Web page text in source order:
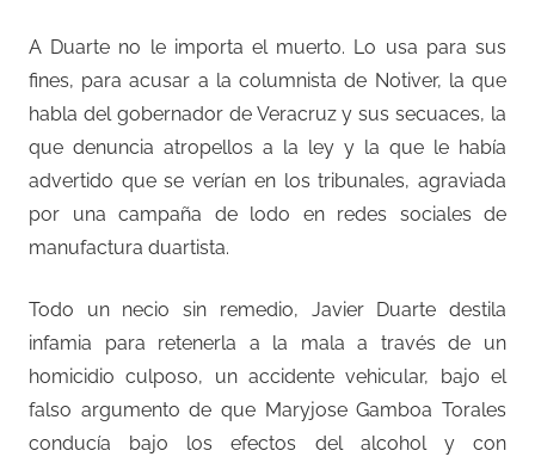
A Duarte no le importa el muerto. Lo usa para sus
fines, para acusar a la columnista de Notiver, la que
habla del gobernador de Veracruz y sus secuaces, la
que denuncia atropellos a la ley y la que le había
advertido que se verían en los tribunales, agraviada
por una campaña de lodo en redes sociales de
manufactura duartista.
Todo un necio sin remedio, Javier Duarte destila
infamia para retenerla a la mala a través de un
homicidio culposo, un accidente vehicular, bajo el
falso argumento de que Maryjose Gamboa Torales
conducía bajo los efectos del alcohol y con